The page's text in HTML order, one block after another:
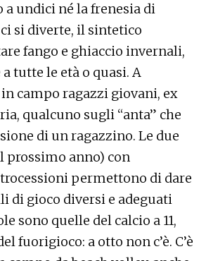
a undici né la frenesia di
si diverte, il sintetico
fango e ghiaccio invernali,
tutte le età o quasi. A
campo ragazzi giovani, ex
qualcuno sugli “anta” che
di un ragazzino. Le due
prossimo anno) con
permettono di dare
di gioco diversi e adeguati
sono quelle del calcio a 11,
fuorigioco: a otto non c’è. C’è